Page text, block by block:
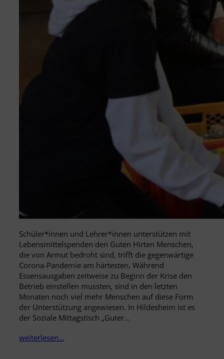
Schüler*innen und Lehrer*innen unterstützen mit
Lebensmittelspenden den Guten Hirten Menschen,
die von Armut bedroht sind, trifft die gegenwärtige
Corona-Pandemie am härtesten. Während
Essensausgaben zeitweise zu Beginn der Krise den
Betrieb einstellen mussten, sind in den letzten
Monaten noch viel mehr Menschen auf diese Form
der Unterstützung angewiesen. In Hildesheim ist es
der Soziale Mittagstisch „Guter…
weiterlesen…